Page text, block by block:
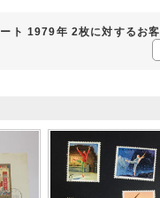
ト 1979年 2枚に対するお